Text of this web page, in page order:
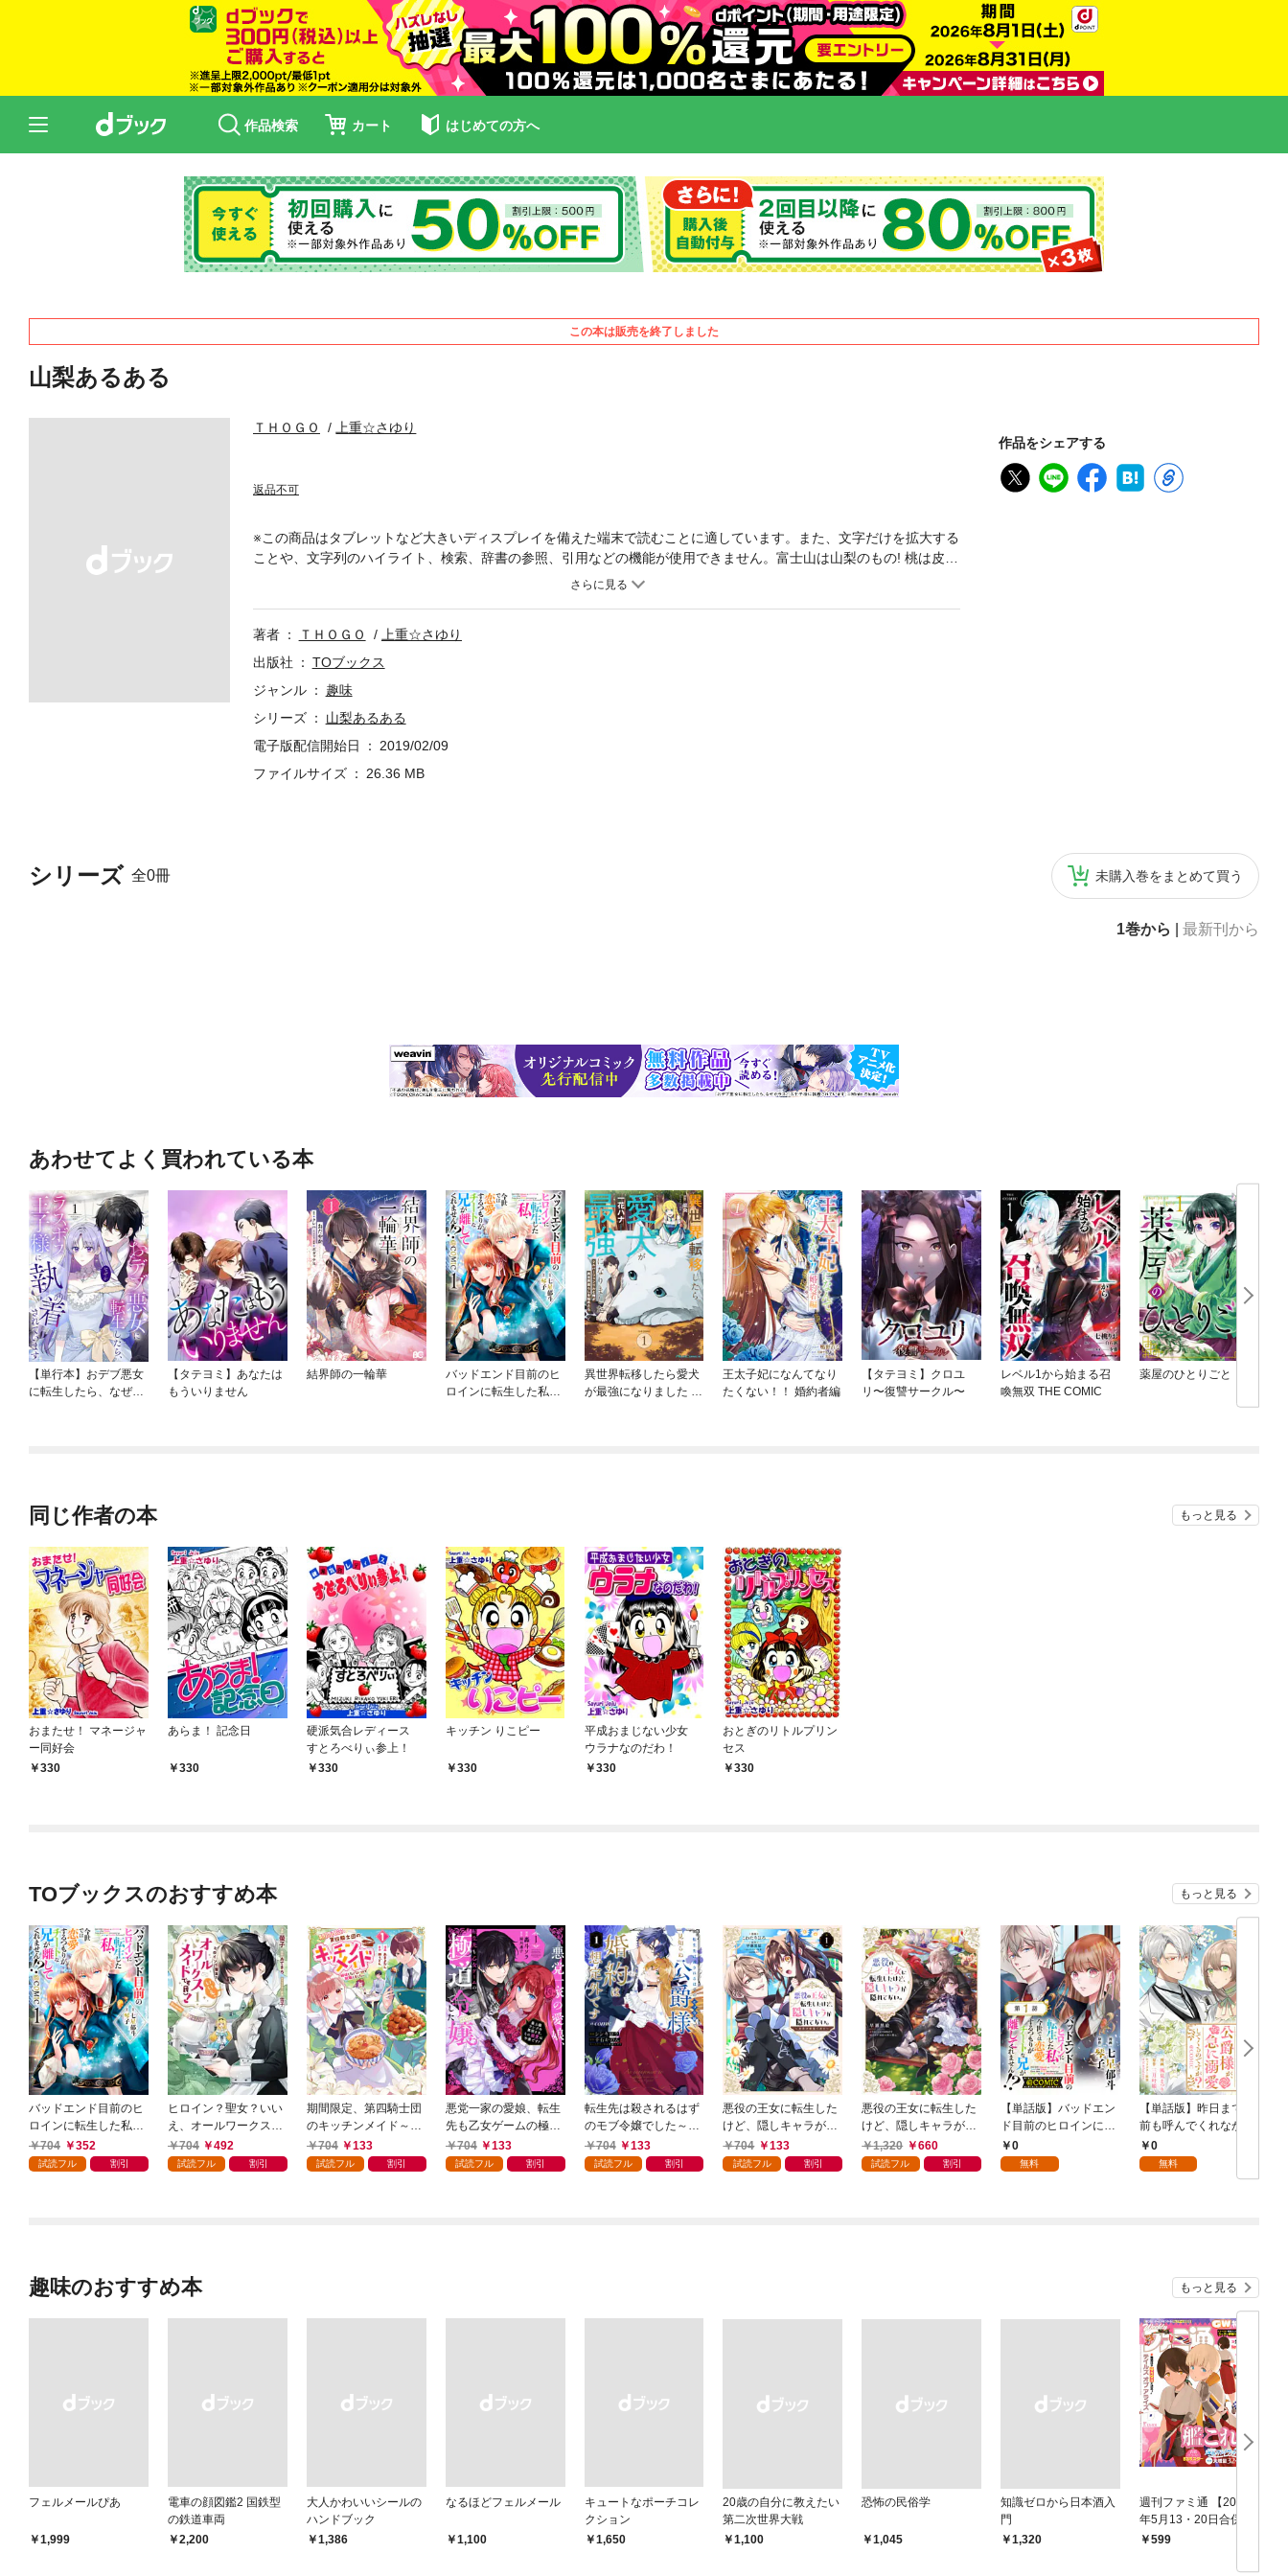
作品検索 カート はじめての方へ
この本は販売を終了しました
山梨あるある
ＴＨＯＧＯ 上重☆さゆり
返品不可
作品をシェアする
シリーズ 全0冊 未購入巻をまとめて買う
1巻から 最新刊から
※この商品はタブレットなど大きいディスプレイを備えた端末で読むことに適しています。また、文字だけを拡大する
ことや、文字列のハイライト、検索、辞書の参照、引用などの機能が使用できません。富士山は山梨のもの! 桃は皮ご
と食う！危険な山梨ルール「右折優先」などなど、山梨のあるあるネタを一挙公開！【内容紹介】山梨県民なら誰も
位置づけ●世界に誇る遊園地「富士急ハイランド」●水道水がミネラルウォータークオリティー●子どもの頃「せっさ
ん」で遊んだ! ●ご当地タレントより、キャラの濃い社長のほうが有名だ
著者 ＴＨＯＧＯ
上重☆さゆり
出版社
TOブックス
ジャンル
趣味
シリーズ
山梨あるある
電子版配信開始日
2019/02/09
ファイルサイズ
26.36 MB
あわせてよく買われている本
【単行本】おデブ悪女
に転生したら、なぜか
【タテヨミ】あなたは
もういりません
結界師の一輪華
バッドエンド目前のヒ
ロインに転生した私、
異世界転移したら愛犬
が最強になりました ～
王太子妃になんてなり
たくない！！ 婚約者編
【タテヨミ】クロユ
リ〜復讐サークル〜
レベル1から始まる召
喚無双 THE COMIC
薬屋のひとりごと
同じ作者の本 もっと見る
おまたせ！ マネージャ
ー同好会
330
あらま！ 記念日
330
硬派気合レディース
すとろべりぃ参上！
330
キッチン りこピー
330
平成おまじない少女
ウラナなのだわ！
330
おとぎのリトルプリン
セス
330
TOブックスのおすすめ本 もっと見る
バッドエンド目前のヒ
ロインに転生した私、
今世では恋愛するつも
りがチートな兄が離し
704 352
試読フル 割引
ヒロイン？聖女？いい
え、オールワークスメ
イドです（誇）！@C
OMIC 第1巻
704 492
試読フル 割引
期間限定、第四騎士団
のキッチンメイド～結
婚したくないので就職
しました～@COMIC
704 133
試読フル 割引
悪党一家の愛娘、転生
先も乙女ゲームの極道
令嬢でした。～最上級
ランクの悪役さま、そ
704 133
試読フル 割引
転生先は殺されるはず
のモブ令嬢でした～見
知らぬ公爵様との婚約
は想定外です～@COM
704 133
試読フル 割引
悪役の王女に転生した
けど、隠しキャラが隠
れてない。～光差す世
界で君と～@COMIC
704 133
試読フル 割引
悪役の王女に転生した
けど、隠しキャラが隠
れてない。【電子書籍
限定書き下ろしSS付
1,320 660
試読フル 割引
【単話版】バッドエン
ド目前のヒロインに転
生した私、今世では恋
愛するつもりがチート
0
無料
【単話版】昨日まで名
前も呼んでくれなかっ
た公爵様が、急に溺愛
してくるのですが？@
0
無料
趣味のおすすめ本 もっと見る
フェルメールぴあ
￥1,999
電車の顔図鑑2 国鉄型
の鉄道車両
￥2,200
大人かわいいシールの
ハンドブック
￥1,386
なるほどフェルメール
￥1,100
キュートなポーチコレ
クション
￥1,650
20歳の自分に教えたい
第二次世界大戦
￥1,100
恐怖の民俗学
￥1,045
知識ゼロから日本酒入
門
￥1,320
週刊ファミ通 【2021
年5月13・20日合併
号】599